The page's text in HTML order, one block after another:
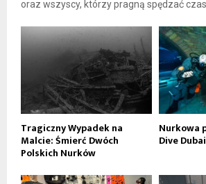
oraz wszyscy, którzy pragną spędzać czas
Tragiczny Wypadek na
Malcie: Śmierć Dwóch
Polskich Nurków
Nurkowa
Dive